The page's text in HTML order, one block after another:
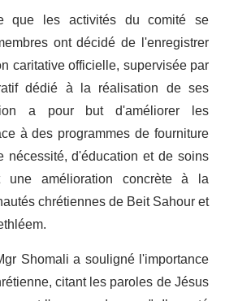
que les activités du comité se
ont décidé de l'enregistrer
caritative officielle, supervisée par
dédié à la réalisation de ses
a pour but d'améliorer les
à des programmes de fourniture
d'éducation et de soins
une amélioration concrète à la
chrétiennes de Beit Sahour et
Shomali a souligné l'importance
citant les paroles de Jésus